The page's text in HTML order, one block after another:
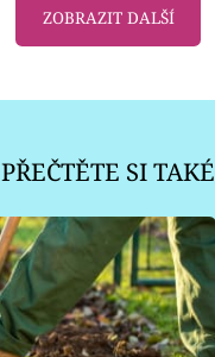
ZOBRAZIT DALŠÍ
PŘEČTĚTE SI TAKÉ